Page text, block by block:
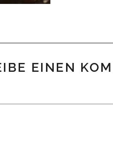
EINEN